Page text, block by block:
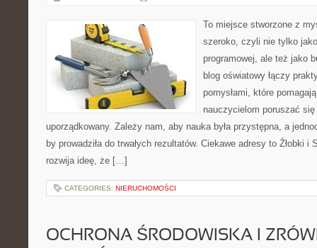
To miejsce stworzone z
szeroko, czyli nie tylko
programowej, ale też jako
blog oświatowy łączy
pomysłami, które
nauczycielom poruszać
uporządkowany. Zależy nam, aby nauka była przystępna, a
by prowadziła do trwałych rezultatów. Ciekawe adresy to Źłobki i
rozwija ideę, że […]
CATEGORIES: NIERUCHOMOŚCI
OCHRONA ŚRODOWISKA I